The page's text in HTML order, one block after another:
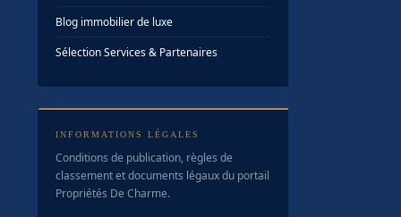
Blog immobilier de luxe
Sélection Services & Partenaires
INFORMATIONS LÉGALES
Conditions de publication, règles de
classement et documents légaux du portail
Propriétés De Charme.